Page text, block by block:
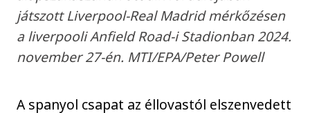
játszott Liverpool-Real Madrid mérkőzésen
a liverpooli Anfield Road-i Stadionban 2024.
november 27-én. MTI/EPA/Peter Powell
A spanyol csapat az éllovastól elszenvedett